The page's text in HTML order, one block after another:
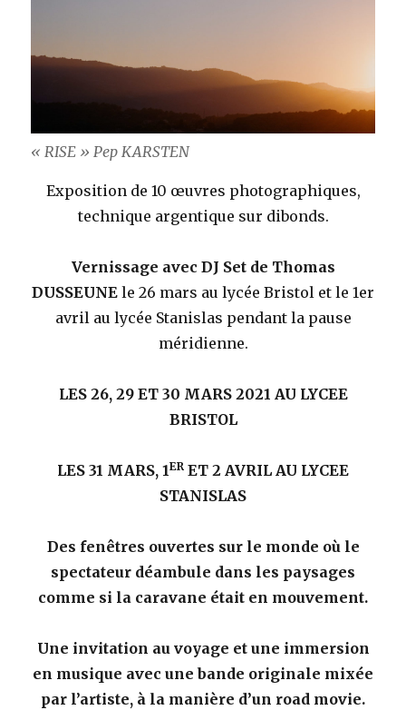
« RISE » Pep KARSTEN
Exposition de 10 œuvres photographiques,
technique argentique sur dibonds.
Vernissage avec DJ Set de Thomas
DUSSEUNE le 26 mars au lycée Bristol et le 1er
avril au lycée Stanislas pendant la pause
méridienne.
LES 26, 29 ET 30 MARS 2021 AU LYCEE
BRISTOL
LES 31 MARS, 1ER ET 2 AVRIL AU LYCEE
STANISLAS
Des fenêtres ouvertes sur le monde où le
spectateur déambule dans les paysages
comme si la caravane était en mouvement.
Une invitation au voyage et une immersion
en musique avec une bande originale mixée
par l’artiste, à la manière d’un road movie.